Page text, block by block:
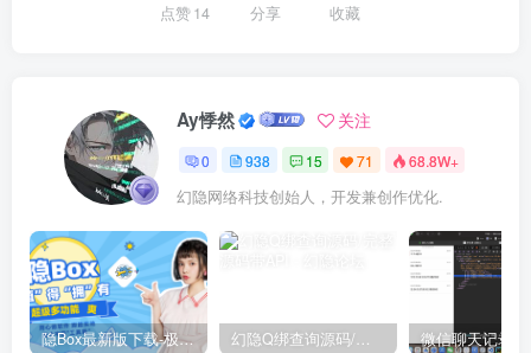
点赞14 分享 收藏
Ay悸然 关注
0 938 15 71 68.8W+
幻隐网络科技创始人，开发兼创作优化.
隐Box最新版下载-极致模式 幻隐Q绑查询源码/完整源码带API